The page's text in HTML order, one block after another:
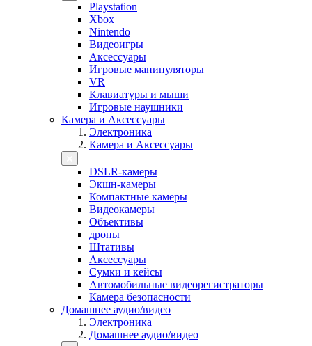
Playstation
Xbox
Nintendo
Видеоигры
Аксессуары
Игровые манипуляторы
VR
Клавиатуры и мыши
Игровые наушники
Камера и Аксессуары
Электроника
Камера и Аксессуары
DSLR-камеры
Экшн-камеры
Компактные камеры
Видеокамеры
Объективы
дроны
Штативы
Аксессуары
Сумки и кейсы
Автомобильные видеорегистраторы
Камера безопасности
Домашнее аудио/видео
Электроника
Домашнее аудио/видео